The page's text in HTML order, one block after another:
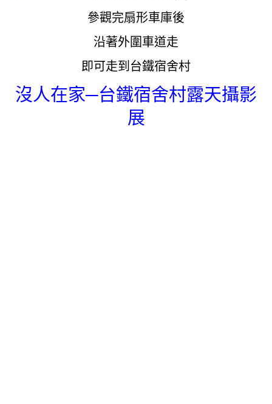
參觀完扇形車庫後
沿著外圍車道走
即可走到台鐵宿舍村
沒人在家─台鐵宿舍村露天攝影
展